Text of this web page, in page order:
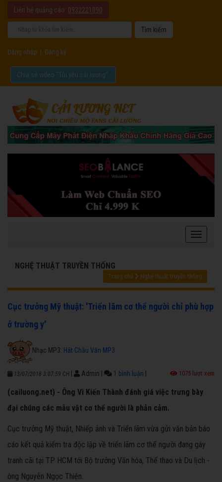
Liên hệ quảng cáo: 0932221090
Đăng nhập Đăng ký
Chia sẻ video "Tôi yêu cải lương".
NGHỆ THUẬT TRUYỀN THỐNG
Trang chủ Nghệ thuật truyền thống
Cục trưởng Mỹ thuật: 'Triển lãm cơ thể người chỉ phù hợp
ở trường y'
Nhạc MP3: Hát Chầu Văn MP3
13/07/2018 3:07:59 CH Admin 1 bình luận 1075 lượt xem
(cailuong.net) - Ông Vi Kiến Thành đánh giá việc trưng bày
đại chúng các mẫu vật cơ thể người là phản cảm.
Cục trưởng Mỹ thuật, Nhiếp ảnh và Triển lãm vừa gửi văn bản báo
cáo kết quả kiểm tra độc lập về triển lãm cơ thể người đang gây
tranh cãi tại TP HCM tới Bộ trưởng Văn hóa, Thể thao và Du lịch -
ông Nguyễn Ngọc Thiện.